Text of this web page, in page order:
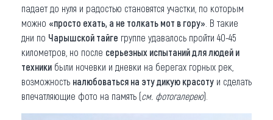
падает до нуля и радостью становятся участки, по которым
можно «просто ехать, а не толкать мот в гору» . В такие
дни по Чарышской тайге группе удавалось пройти 40-45
километров, но после серьезных испытаний для людей и
техники были ночевки и дневки на берегах горных рек,
возможность налюбоваться на эту дикую красоту и сделать
впечатляющие фото на память (см. фотогалерею).